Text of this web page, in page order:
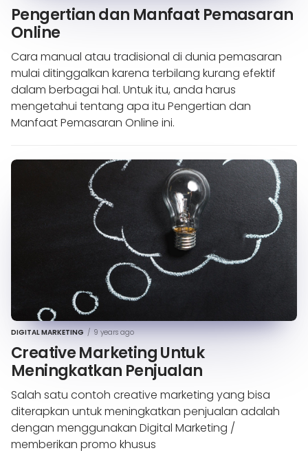
Pengertian dan Manfaat Pemasaran
Online
Cara manual atau tradisional di dunia pemasaran
mulai ditinggalkan karena terbilang kurang efektif
dalam berbagai hal. Untuk itu, anda harus
mengetahui tentang apa itu Pengertian dan
Manfaat Pemasaran Online ini.
DIGITAL MARKETING / 9 years ago
Creative Marketing Untuk
Meningkatkan Penjualan
Salah satu contoh creative marketing yang bisa
diterapkan untuk meningkatkan penjualan adalah
dengan menggunakan Digital Marketing /
memberikan promo khusus